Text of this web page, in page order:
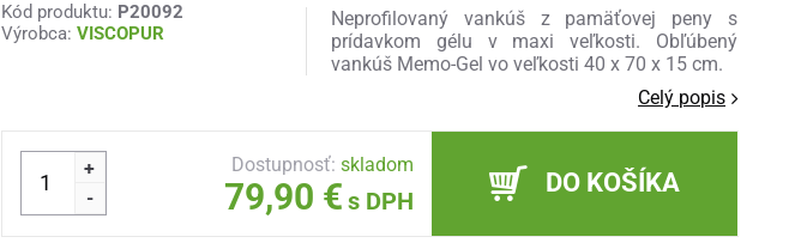
Kód produktu: P20092
Výrobca: VISCOPUR
Neprofilovaný vankúš z pamäťovej peny s
prídavkom gélu v maxi veľkosti. Obľúbený
vankúš Memo-Gel vo veľkosti 40 x 70 x 15 cm.
Celý popis
+
-
Dostupnosť: skladom
79,90 € s DPH
DO KOŠÍKA